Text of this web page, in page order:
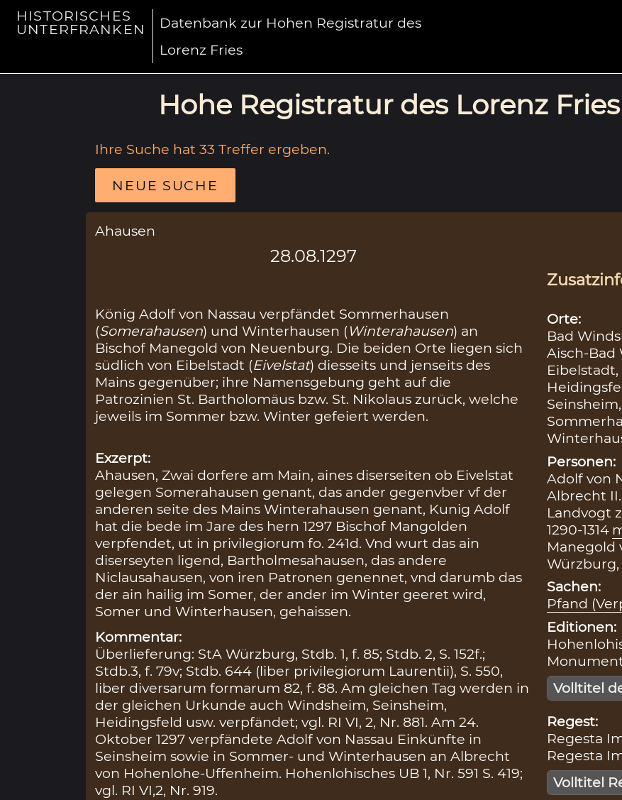
HISTORISCHES
UNTERFRANKEN
Datenbank zur Hohen Registratur des
Lorenz Fries
Hohe Registratur des Lorenz
Ihre Suche hat 33 Treffer ergeben.
NEUE SUCHE
Ahausen
28.08.1297
König Adolf von Nassau verpfändet Sommerhausen
(Somerahausen) und Winterhausen (Winterahausen) an
Bischof Manegold von Neuenburg. Die beiden Orte liegen sich
südlich von Eibelstadt (Eivelstat) diesseits und jenseits des
Mains gegenüber; ihre Namensgebung geht auf die
Patrozinien St. Bartholomäus bzw. St. Nikolaus zurück, welche
jeweils im Sommer bzw. Winter gefeiert werden.
Exzerpt:
Ahausen, Zwai dorfere am Main, aines diserseiten ob Eivelstat
gelegen Somerahausen genant, das ander gegenvber vf der
anderen seite des Mains Winterahausen genant, Kunig Adolf
hat die bede im Jare des hern 1297 Bischof Mangolden
verpfendet, ut in privilegiorum fo. 241d. Vnd wurt das ain
diserseyten ligend, Bartholmesahausen, das andere
Niclausahausen, von iren Patronen genennet, vnd darumb das
der ain hailig im Somer, der ander im Winter geeret wird,
Somer und Winterhausen, gehaissen.
Kommentar:
Überlieferung: StA Würzburg, Stdb. 1, f. 85; Stdb. 2, S. 152f.;
Stdb.3, f. 79v; Stdb. 644 (liber privilegiorum Laurentii), S. 550,
liber diversarum formarum 82, f. 88. Am gleichen Tag werden in
der gleichen Urkunde auch Windsheim, Seinsheim,
Heidingsfeld usw. verpfändet; vgl. RI VI, 2, Nr. 881. Am 24.
Oktober 1297 verpfändete Adolf von Nassau Einkünfte in
Seinsheim sowie in Sommer- und Winterhausen an Albrecht
von Hohenlohe-Uffenheim. Hohenlohisches UB 1, Nr. 591 S. 419;
vgl. RI VI,2, Nr. 919.
Orte:
Bad
Aisch-Bad
Eibelstadt,
Seinsheim,
Personen:
Adolf von
Albrecht
Landvogt
1290-1314
Manegold
Würzburg,
Sachen:
Pfand
Editionen:
Volltitel
Regest:
Regesta
Regesta
Volltitel